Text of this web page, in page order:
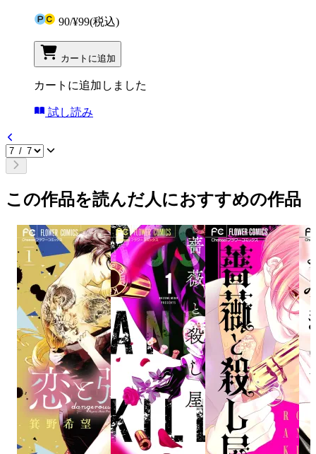
90/¥99(税込)
カートに追加
カートに追加しました
試し読み
この作品を読んだ人におすすめの作品